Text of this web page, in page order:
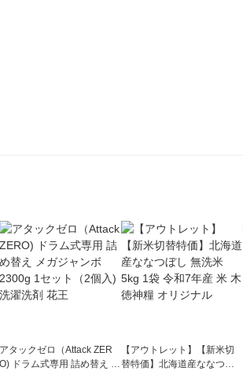
アタックゼロ（Attack ZER
O) ドラム式専用 詰め替え メ
【アウトレット】【新米切
替特価】北海道産ななつぼ